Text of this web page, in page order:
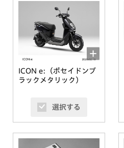
ICON e:（ポセイドンブ
ラックメタリック）
選択する